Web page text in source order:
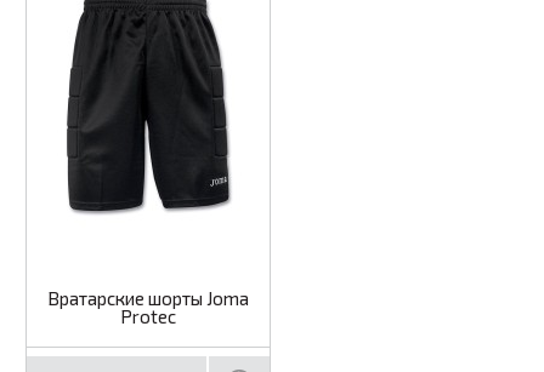
Вратарские шорты Joma
Protec